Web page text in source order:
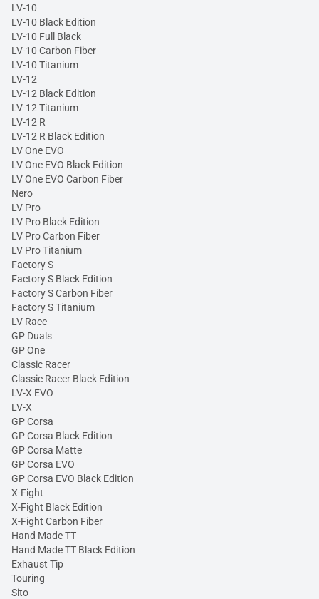
LV-10
LV-10 Black Edition
LV-10 Full Black
LV-10 Carbon Fiber
LV-10 Titanium
LV-12
LV-12 Black Edition
LV-12 Titanium
LV-12 R
LV-12 R Black Edition
LV One EVO
LV One EVO Black Edition
LV One EVO Carbon Fiber
Nero
LV Pro
LV Pro Black Edition
LV Pro Carbon Fiber
LV Pro Titanium
Factory S
Factory S Black Edition
Factory S Carbon Fiber
Factory S Titanium
LV Race
GP Duals
GP One
Classic Racer
Classic Racer Black Edition
LV-X EVO
LV-X
GP Corsa
GP Corsa Black Edition
GP Corsa Matte
GP Corsa EVO
GP Corsa EVO Black Edition
X-Fight
X-Fight Black Edition
X-Fight Carbon Fiber
Hand Made TT
Hand Made TT Black Edition
Exhaust Tip
Touring
Sito